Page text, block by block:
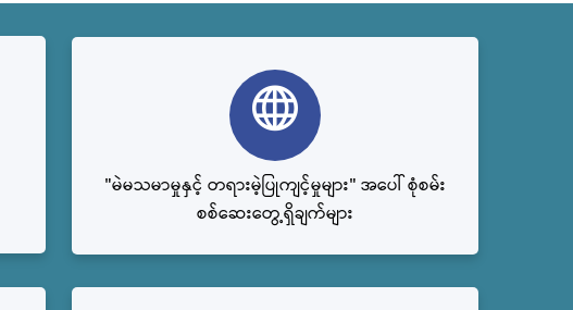
"မဲမသမာမှုနှင့် တရားမဲ့ပြုကျင့်မှုများ" အပေါ် စုံစမ်း
စစ်ဆေးတွေ့ရှိချက်များ